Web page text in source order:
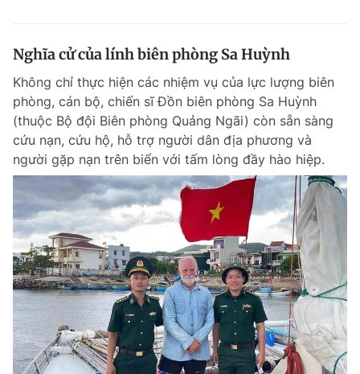
Nghĩa cử của lính biên phòng Sa Huỳnh
Không chỉ thực hiện các nhiệm vụ của lực lượng biên
phòng, cán bộ, chiến sĩ Đồn biên phòng Sa Huỳnh
(thuộc Bộ đội Biên phòng Quảng Ngãi) còn sẵn sàng
cứu nạn, cứu hộ, hỗ trợ người dân địa phương và
người gặp nạn trên biển với tấm lòng đầy hào hiệp.